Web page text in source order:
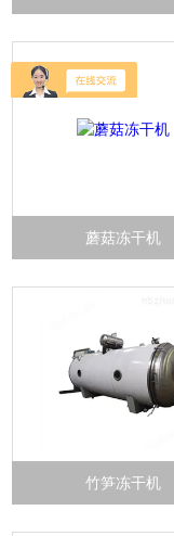
蘑菇冻干机
竹笋冻干机